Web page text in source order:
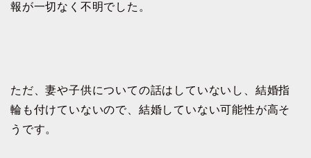
報が一切なく不明でした。
ただ、妻や子供についての話はしていないし、結婚指
輪も付けていないので、結婚していない可能性が高そ
うです。